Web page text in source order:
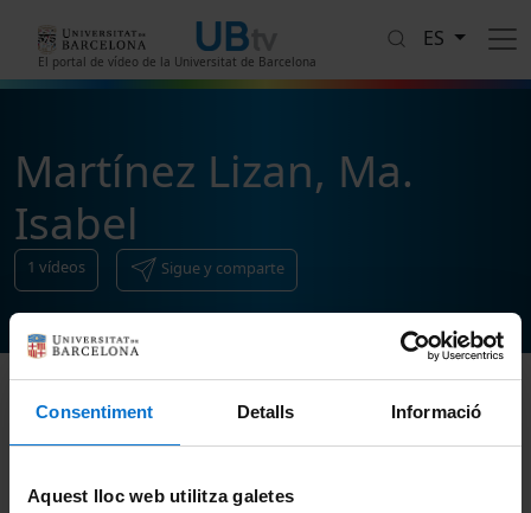
Consentiment Detalls Informació
Aquest lloc web utilitza galetes
El portal de vídeo de la Universitat de Barcelona
ES
Martínez Lizan, Ma.
Isabel
1 vídeos Sigue y comparte
Ordenar